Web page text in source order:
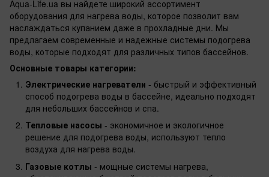
Aqua-Life.ua вы найдете широкий ассортимент
оборудования для нагрева воды, которое позволит вам
наслаждаться купанием даже в прохладные дни. Мы
предлагаем современные и надежные системы подогрева
воды, которые подходят для различных типов бассейнов.
Основные товары категории:
Электрические нагреватели - быстрый и эффективный
способ подогрева воды в бассейне, идеально подходят
для небольших бассейнов и спа.
Тепловые насосы - экономичное и экологичное
решение для подогрева воды, используют тепло
воздуха для нагрева воды.
Газовые котлы - мощные системы нагрева,